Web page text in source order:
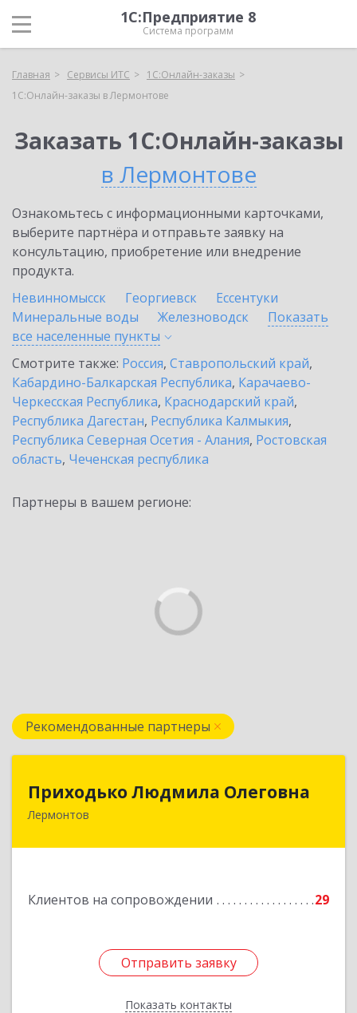
1С:Предприятие 8
Система программ
Главная Сервисы ИТС
1С:Онлайн-заказы
1С:Онлайн-заказы в Лермонтове
Заказать 1С:Онлайн-заказы
в Лермонтове
Ознакомьтесь с информационными карточками,
выберите партнёра и отправьте заявку на
консультацию, приобретение или внедрение
продукта.
Невинномысск
Георгиевск
Ессентуки
Минеральные воды
Железноводск
Показать
все населенные пункты
Смотрите также: Россия, Ставропольский край,
Кабардино-Балкарская Республика, Карачаево-
Черкесская Республика, Краснодарский край,
Республика Дагестан, Республика Калмыкия,
Республика Северная Осетия - Алания, Ростовская
область, Чеченская республика
Партнеры в вашем регионе:
Рекомендованные партнеры
Приходько Людмила Олеговна
Лермонтов
Клиентов на сопровождении 29
Отправить заявку
Показать контакты
357341, Лермонтов г, П.Лумумбы ул, дом №
Отправить заявку
Назад